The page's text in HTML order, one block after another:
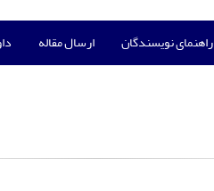
راهنمای نویسندگان ارسال مقاله